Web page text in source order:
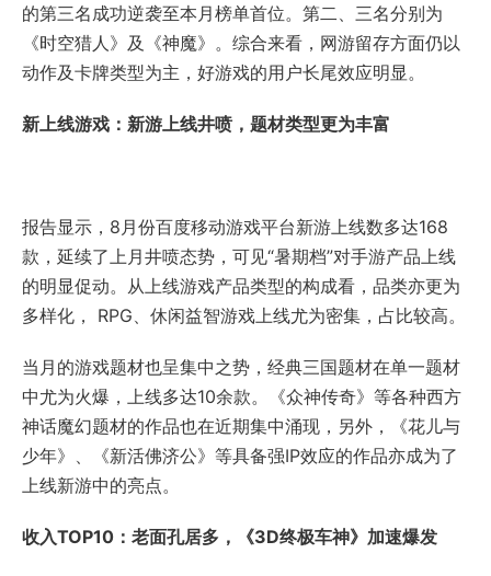
的第三名成功逆袭至本月榜单首位。第二、三名分别为
《时空猎人》及《神魔》。综合来看，网游留存方面仍以
动作及卡牌类型为主，好游戏的用户长尾效应明显。
新上线游戏：新游上线井喷，题材类型更为丰富
报告显示，8月份百度移动游戏平台新游上线数多达168
款，延续了上月井喷态势，可见“暑期档”对手游产品上线
的明显促动。从上线游戏产品类型的构成看，品类亦更为
多样化， RPG、休闲益智游戏上线尤为密集，占比较高。
当月的游戏题材也呈集中之势，经典三国题材在单一题材
中尤为火爆，上线多达10余款。《众神传奇》等各种西方
神话魔幻题材的作品也在近期集中涌现，另外，《花儿与
少年》、《新活佛济公》等具备强IP效应的作品亦成为了
上线新游中的亮点。
收入TOP10：老面孔居多，《3D终极车神》加速爆发